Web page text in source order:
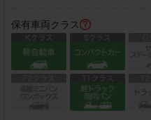
保有車両クラス